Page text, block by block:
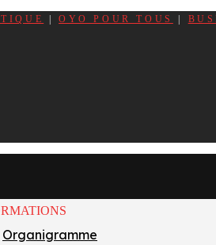
|OYO POUR TOUS
Organigramme